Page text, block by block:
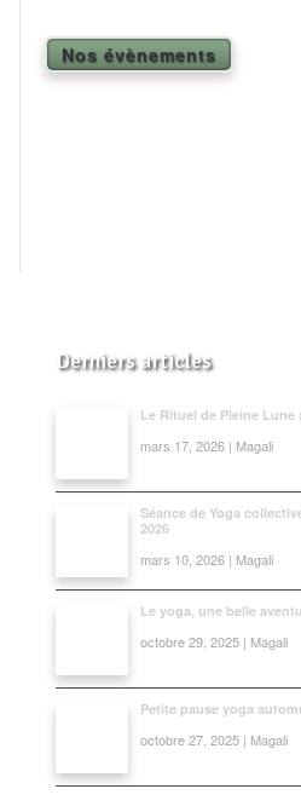
Yoga
L’état optimal
Nos évènements
Derniers articles
Le Rituel de Pleine Lune
mars 17, 2026 | Magali
Séance de Yoga
2026
mars 10, 2026 | Magali
Le yoga, une belle
octobre 29, 2025 | Magali
Petite pause yoga
octobre 27, 2025 | Magali